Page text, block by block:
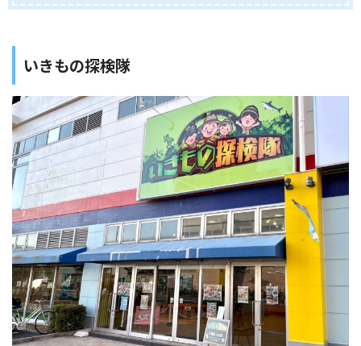
いきもの探検隊